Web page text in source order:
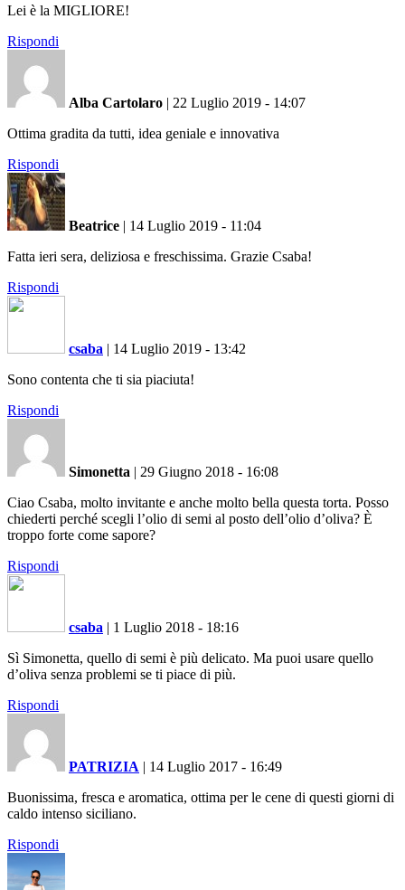
Lei è la MIGLIORE!
Rispondi
Alba Cartolaro | 22 Luglio 2019 - 14:07
Ottima gradita da tutti, idea geniale e innovativa
Rispondi
Beatrice | 14 Luglio 2019 - 11:04
Fatta ieri sera, deliziosa e freschissima. Grazie Csaba!
Rispondi
csaba | 14 Luglio 2019 - 13:42
Sono contenta che ti sia piaciuta!
Rispondi
Simonetta | 29 Giugno 2018 - 16:08
Ciao Csaba, molto invitante e anche molto bella questa torta. Posso
chiederti perché scegli l’olio di semi al posto dell’olio d’oliva? È
troppo forte come sapore?
Rispondi
csaba | 1 Luglio 2018 - 18:16
Sì Simonetta, quello di semi è più delicato. Ma puoi usare quello
d’oliva senza problemi se ti piace di più.
Rispondi
PATRIZIA | 14 Luglio 2017 - 16:49
Buonissima, fresca e aromatica, ottima per le cene di questi giorni di
caldo intenso siciliano.
Rispondi